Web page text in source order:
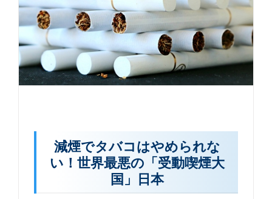
減煙でタバコはやめられな
い！世界最悪の「受動喫煙大
国」日本